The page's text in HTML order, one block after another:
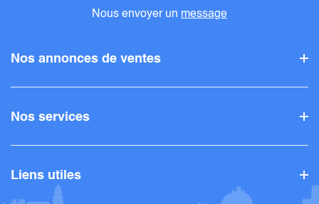
Nous envoyer unmessage
Nos annonces de ventes
Nos services
Liens utiles